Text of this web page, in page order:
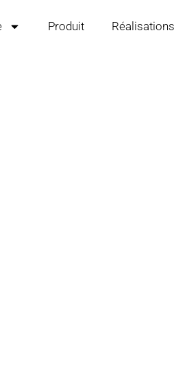
Produit Réalisations